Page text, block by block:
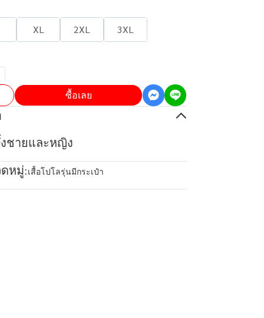
XL 2XL
3XL
ซื้อเลย
ชายและหญิง
หมู่:เสื้อโปโลรุ่นมีกระเป๋า